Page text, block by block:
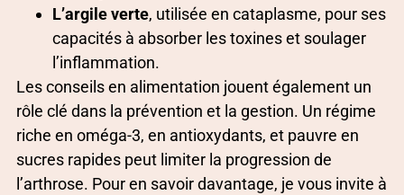
L’argile verte, utilisée en cataplasme, pour ses
capacités à absorber les toxines et soulager
l’inflammation.
Les conseils en alimentation jouent également un
rôle clé dans la prévention et la gestion. Un régime
riche en oméga-3, en antioxydants, et pauvre en
sucres rapides peut limiter la progression de
l’arthrose. Pour en savoir davantage, je vous invite à